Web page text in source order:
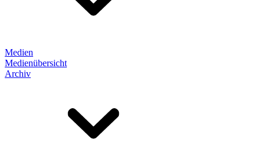
Medien
Medienübersicht
Archiv